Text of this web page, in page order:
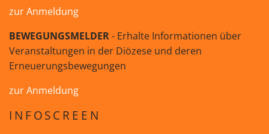
zur Anmeldung
BEWEGUNGSMELDER- Erhalte Informationen über
Veranstaltungen in der Diözese und deren
Erneuerungsbewegungen
zur Anmeldung
INFOSCREEN